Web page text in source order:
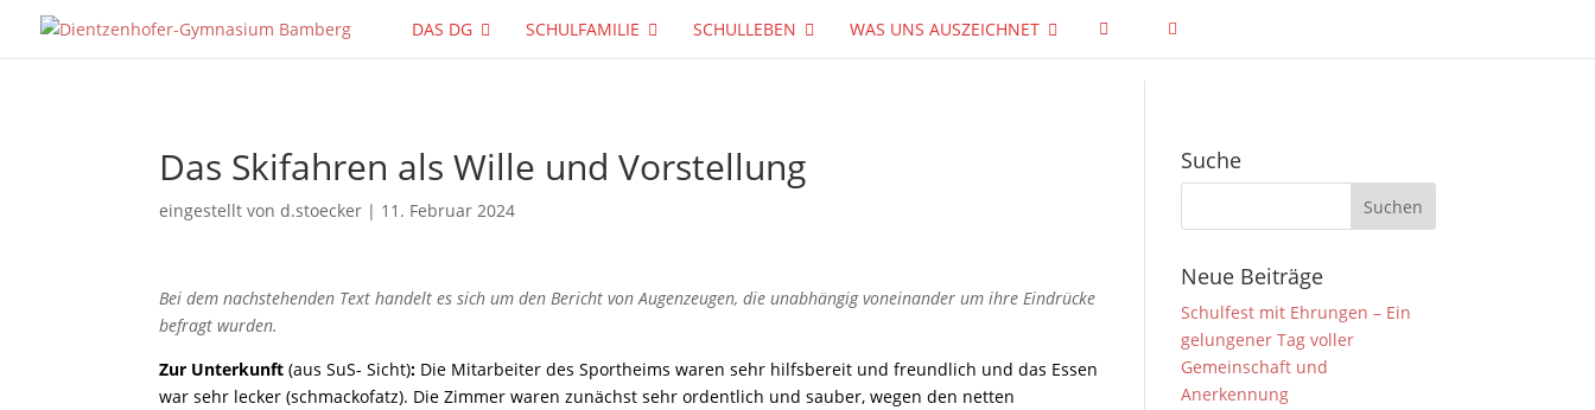
DAS DG SCHULFAMILIE SCHULLEBEN WAS UNS AUSZEICHNET
Das Skifahren als Wille und Vorstellung
eingestellt vond.stoecker | 11. Februar 2024
Bei dem nachstehenden Text handelt es sich um den Bericht von Augenzeugen, die unabhängig voneinander um ihre Eindrücke
befragt wurden.
Zur Unterkunft(aus SuS- Sicht): Die Mitarbeiter des Sportheims waren sehr hilfsbereit und freundlich und das Essen
war sehr lecker (schmackofatz). Die Zimmer waren zunächst sehr ordentlich und sauber, wegen den netten
Suche
Neue Beiträge
Schulfest mit Ehrungen – Ein
gelungener Tag voller
Gemeinschaft und
Anerkennung